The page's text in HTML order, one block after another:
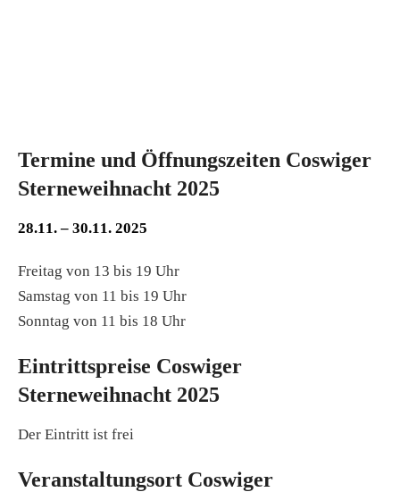
Termine und Öffnungszeiten Coswiger
Sterneweihnacht 2025
28.11. – 30.11. 2025
Freitag von 13 bis 19 Uhr
Samstag von 11 bis 19 Uhr
Sonntag von 11 bis 18 Uhr
Eintrittspreise Coswiger
Sterneweihnacht 2025
Der Eintritt ist frei
Veranstaltungsort Coswiger